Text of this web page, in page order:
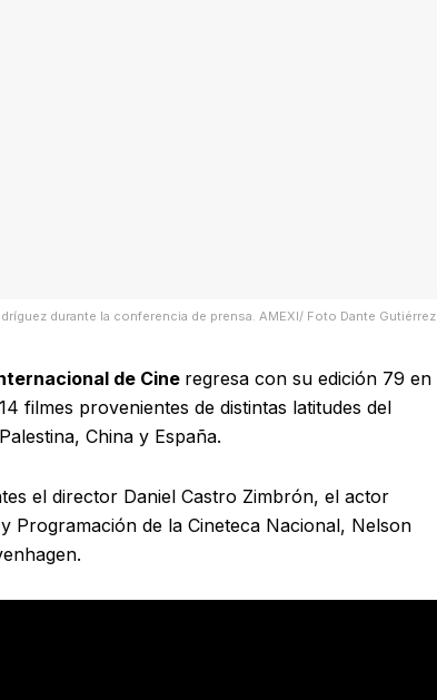
durante la conferencia de prensa. AMEXI/ Foto Dante Gutiérrez.
de Cine regresa con su edición 79 en
filmes provenientes de distintas latitudes del
China y España.
el director Daniel Castro Zimbrón, el actor
Programación de la Cineteca Nacional, Nelson